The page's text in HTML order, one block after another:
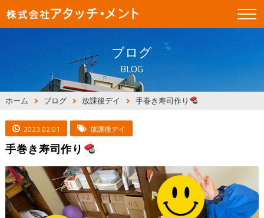
ブログ
BLOG
ホーム ブログ 放課後デイ 手巻き寿司作り
2023.02.01 放課後デイ
手巻き寿司作り